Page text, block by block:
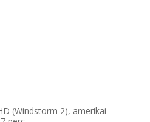
(Windstorm 2), amerikai